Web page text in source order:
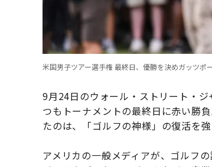
米国男子ツアー選手権 最終日、優勝を決めガッツポ
9月24日のウォール・ストリート・
つもトーナメントの最終日に赤い勝
たのは、「ゴルフの神様」の復活を強
アメリカの一般メディアが、ゴルフ